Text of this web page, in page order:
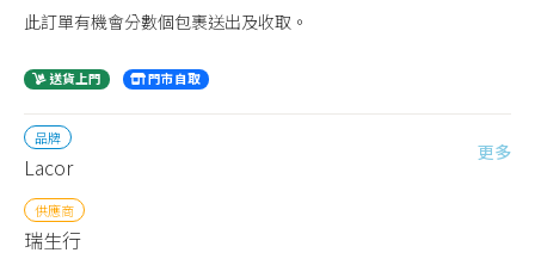
此訂單有機會分數個包裹送出及收取。
送貨上門 門市自取
品牌
Lacor
更多
供應商
瑞生行